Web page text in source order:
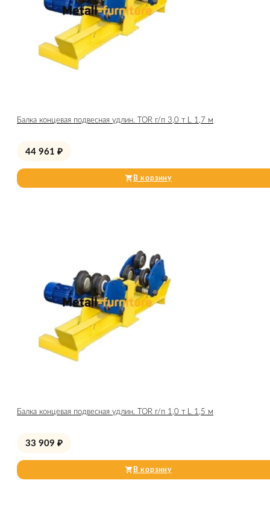
Балка концевая подвесная удлин. TOR г/п 3,0 т L 1,7 м
44 961 ₽
В корзину
Балка концевая подвесная удлин. TOR г/п 1,0 т L 1,5 м
33 909 ₽
В корзину